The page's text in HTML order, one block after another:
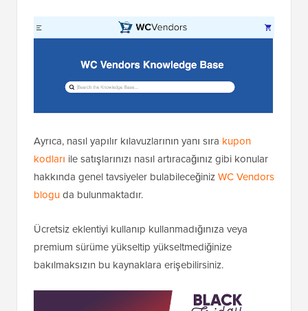
Ayrıca, nasıl yapılır kılavuzlarının yanı sıra kupon
kodları ile satışlarınızı nasıl artıracağınız gibi konular
hakkında genel tavsiyeler bulabileceğinizWC Vendors
bloguda bulunmaktadır.
Ücretsiz eklentiyi kullanıp kullanmadığınıza veya
premium sürüme yükseltip yükseltmediğinize
bakılmaksızın bu kaynaklara erişebilirsiniz.